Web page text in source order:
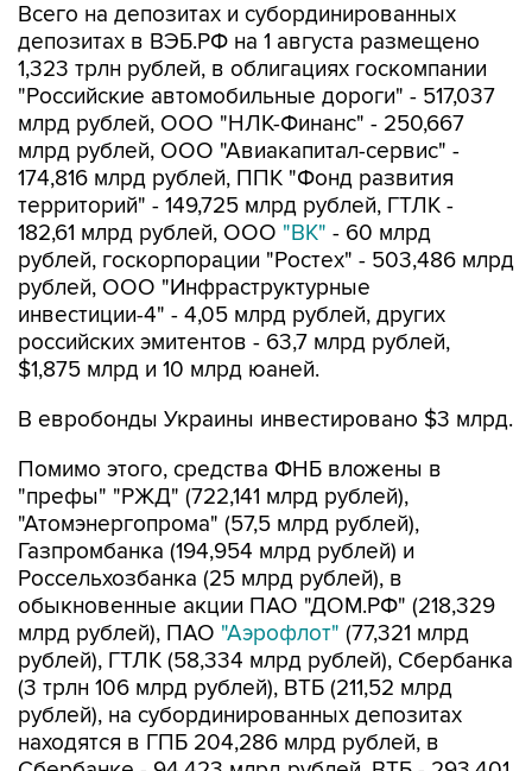
Всего на депозитах и субординированных
депозитах в ВЭБ.РФ на 1 августа размещено
1,323 трлн рублей, в облигациях госкомпании
"Российские автомобильные дороги" - 517,037
млрд рублей, ООО "НЛК-Финанс" - 250,667
млрд рублей, ООО "Авиакапитал-сервис" -
174,816 млрд рублей, ППК "Фонд развития
территорий" - 149,725 млрд рублей, ГТЛК -
182,61 млрд рублей, ООО "ВК" - 60 млрд
рублей, госкорпорации "Ростех" - 503,486 млрд
рублей, ООО "Инфраструктурные
инвестиции-4" - 4,05 млрд рублей, других
российских эмитентов - 63,7 млрд рублей,
$1,875 млрд и 10 млрд юаней.
В евробонды Украины инвестировано $3 млрд.
Помимо этого, средства ФНБ вложены в
"префы" "РЖД" (722,141 млрд рублей),
"Атомэнергопрома" (57,5 млрд рублей),
Газпромбанка (194,954 млрд рублей) и
Россельхозбанка (25 млрд рублей), в
обыкновенные акции ПАО "ДОМ.РФ" (218,329
млрд рублей), ПАО "Аэрофлот" (77,321 млрд
рублей), ГТЛК (58,334 млрд рублей), Сбербанка
(3 трлн 106 млрд рублей), ВТБ (211,52 млрд
рублей), на субординированных депозитах
находятся в ГПБ 204,286 млрд рублей, в